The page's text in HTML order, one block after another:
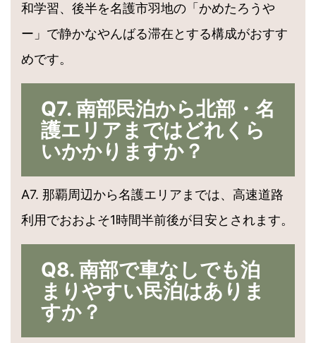
和学習、後半を名護市羽地の「かめたろうや
ー」で静かなやんばる滞在とする構成がおすす
めです。
Q7. 南部民泊から北部・名
護エリアまではどれくら
いかかりますか？
A7. 那覇周辺から名護エリアまでは、高速道路
利用でおおよそ1時間半前後が目安とされます。
Q8. 南部で車なしでも泊
まりやすい民泊はありま
すか？